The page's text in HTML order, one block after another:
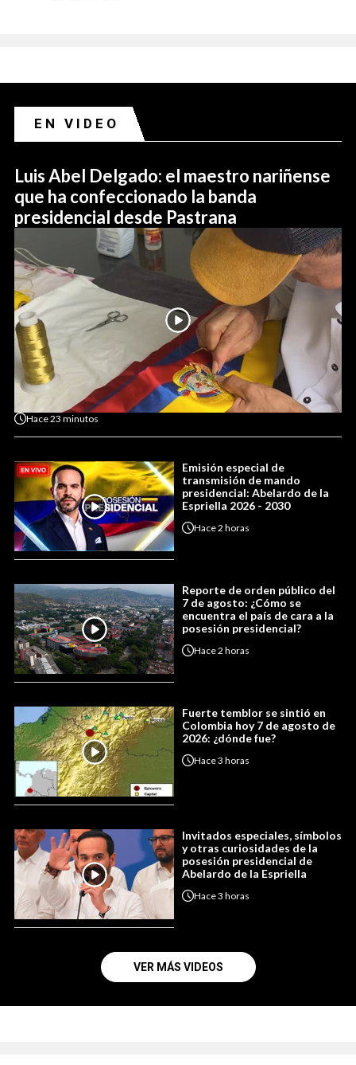
EN VIDEO
Luis Abel Delgado: el maestro nariñense
que ha confeccionado la banda
presidencial desde Pastrana
Hace23 minutos
Emisión especial de
transmisión de mando
presidencial: Abelardo de la
Espriella 2026 - 2030
Hace2 horas
Reporte de orden público del
7 de agosto: ¿Cómo se
encuentra el país de cara a la
posesión presidencial?
Hace2 horas
Fuerte temblor se sintió en
Colombia hoy 7 de agosto de
2026: ¿dónde fue?
Hace3 horas
Invitados especiales, símbolos
y otras curiosidades de la
posesión presidencial de
Abelardo de la Espriella
Hace3 horas
VER MÁS VIDEOS